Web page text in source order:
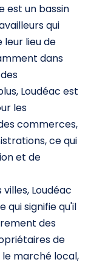
est un bassin
qui
lieu de
dans
Loudéac est
les
commerces,
ce qui
et de
Loudéac
qui signifie qu'il
des
de
marché local,